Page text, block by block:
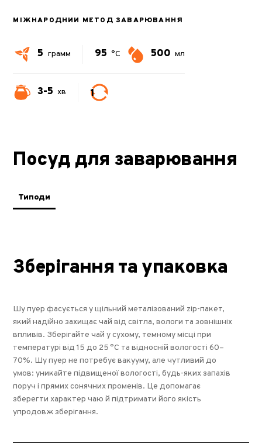
МІЖНАРОДНИЙ МЕТОД ЗАВАРЮВАННЯ
5 грамм 95 °C 500 мл
3-5 хв 1
Посуд для заварювання
Типоди
Зберігання та упаковка
Шу пуер фасується у щільний металізований zip-пакет,
який надійно захищає чай від світла, вологи та зовнішніх
впливів. Зберігайте чай у сухому, темному місці при
температурі від 15 до 25 °C та відносній вологості 60–
70%. Шу пуер не потребує вакууму, але чутливий до
умов: уникайте підвищеної вологості, будь-яких запахів
поруч і прямих сонячних променів. Це допомагає
зберегти характер чаю й підтримати його якість
упродовж зберігання.